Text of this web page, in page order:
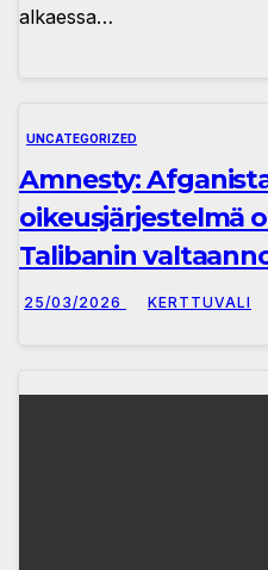
alkaessa…
UNCATEGORIZED
Amnesty:
oikeusjärjestelmä
Talibanin
25/03/2026 KERTTUVALI